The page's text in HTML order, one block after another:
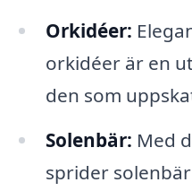
Orkidéer:
orkidéer är en
den som
Solenbär: Med
sprider